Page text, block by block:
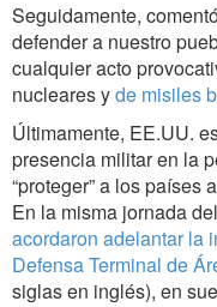
Seguidamente,
defender a nuestro
cualquier acto
nucleares yde misiles
Últimamente, EE.UU.
presencia militar en la
“proteger” a los países
En la misma jornada
acordaron adelantar la
Defensa Terminal de
siglas en inglés), en